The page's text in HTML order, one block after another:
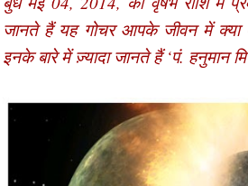
जानते हैं यह गोचर आपके जीवन में क्या
इनके बारे में ज़्यादा जानते हैं ‘पं. हनुमान